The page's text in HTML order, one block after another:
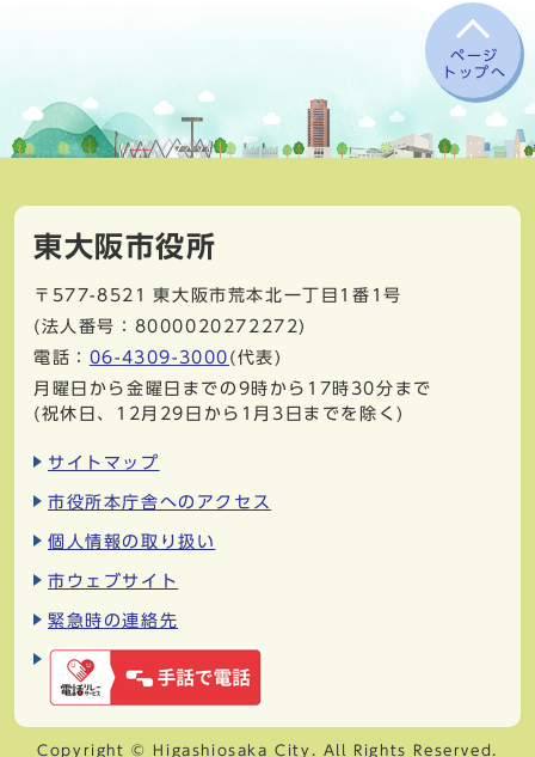
ページ
トップへ
東大阪市役所
〒577-8521
東大阪市荒本北一丁目1番1号
(法人番号：8000020272272)
電話： 06-4309-3000 (代表)
月曜日から金曜日までの9時から17時30分まで
(祝休日、12月29日から1月3日までを除く)
サイトマップ
市役所本庁舎へのアクセス
個人情報の取り扱い
市ウェブサイト
緊急時の連絡先
Copyright © Higashiosaka City. All Rights Reserved.